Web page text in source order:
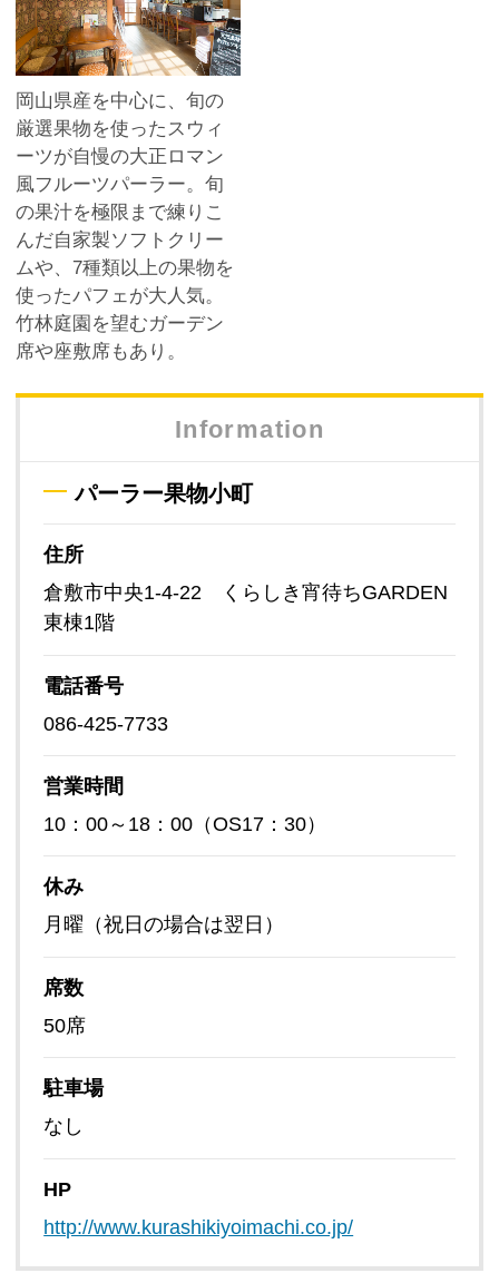
岡山県産を中心に、旬の
厳選果物を使ったスウィ
ーツが自慢の大正ロマン
風フルーツパーラー。旬
の果汁を極限まで練りこ
んだ自家製ソフトクリー
ムや、7種類以上の果物を
使ったパフェが大人気。
竹林庭園を望むガーデン
席や座敷席もあり。
Information
パーラー果物小町
住所
倉敷市中央1-4-22 くらしき宵待ちGARDEN
東棟1階
電話番号
086-425-7733
営業時間
10：00～18：00（OS17：30）
休み
月曜（祝日の場合は翌日）
席数
50席
駐車場
なし
HP
http://www.kurashikiyoimachi.co.jp/